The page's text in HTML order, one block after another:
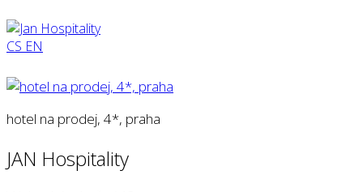
CS EN
hotel na prodej, 4*, praha
JAN Hospitality